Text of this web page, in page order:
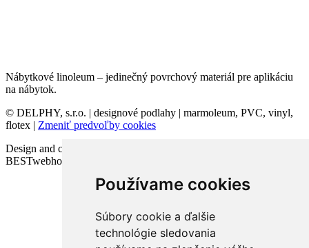
Používame cookies
Súbory cookie a ďalšie
technológie sledovania
Nábytkové linoleum – jedinečný povrchový materiál pre aplikáciu
na nábytok.
© DELPHY, s.r.o. | designové podlahy | marmoleum, PVC, vinyl,
flotex | Zmeniť predvoľby cookies
Design and code VICTORY-media.sk | Webhosting
BESTwebhosting.sk | 12.11.2025